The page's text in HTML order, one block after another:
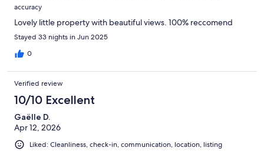
accuracy
Lovely little property with beautiful views. 100% reccomend
Stayed 33 nights in Jun 2025
0
Verified review
10/10 Excellent
Gaëlle D.
Apr 12, 2026
Liked: Cleanliness, check-in, communication, location, listing